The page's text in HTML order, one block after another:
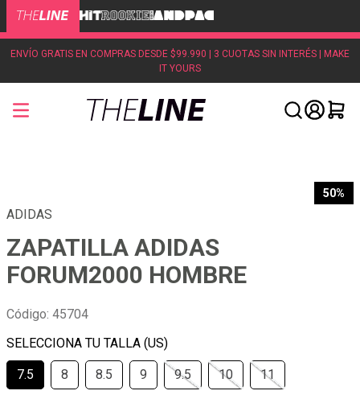
ENVÍO GRATIS EN COMPRAS DESDE $99.990 | 3 CUOTAS SIN INTERÉS | MAKE
IT YOURS
50%
ADIDAS
ZAPATILLA ADIDAS
FORUM2000 HOMBRE
Código: 45704
7.5 8 8.5 9 9.5 10 11